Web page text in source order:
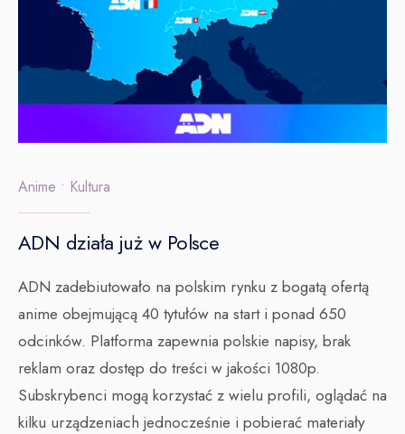
Anime • Kultura
ADN działa już w Polsce
ADN zadebiutowało na polskim rynku z bogatą ofertą
anime obejmującą 40 tytułów na start i ponad 650
odcinków. Platforma zapewnia polskie napisy, brak
reklam oraz dostęp do treści w jakości 1080p.
Subskrybenci mogą korzystać z wielu profili, oglądać na
kilku urządzeniach jednocześnie i pobierać materiały